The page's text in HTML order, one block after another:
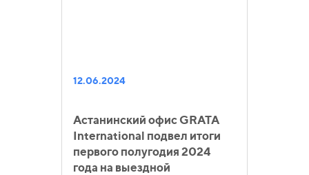
12.06.2024
Астанинский офис GRATA
International подвел итоги
первого полугодия 2024
года на выездной